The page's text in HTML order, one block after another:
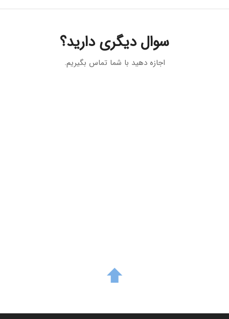
سوال دیگری دارید؟
اجازه دهید با شما تماس بگیریم.